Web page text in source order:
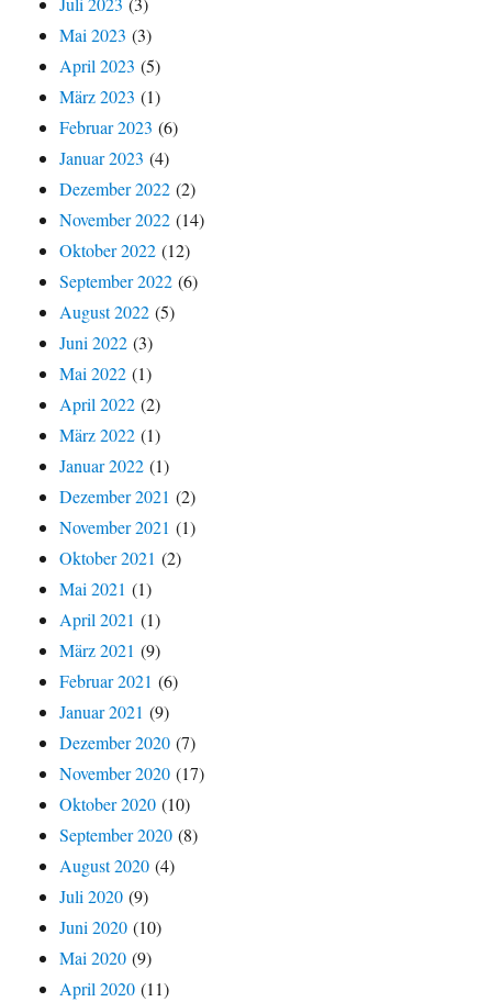
Mai 2023 (3)
April 2023 (5)
März 2023 (1)
Februar 2023 (6)
Januar 2023 (4)
Dezember 2022 (2)
November 2022 (14)
Oktober 2022 (12)
September 2022 (6)
August 2022 (5)
Juni 2022 (3)
Mai 2022 (1)
April 2022 (2)
März 2022 (1)
Januar 2022 (1)
Dezember 2021 (2)
November 2021 (1)
Oktober 2021 (2)
Mai 2021 (1)
April 2021 (1)
März 2021 (9)
Februar 2021 (6)
Januar 2021 (9)
Dezember 2020 (7)
November 2020 (17)
Oktober 2020 (10)
September 2020 (8)
August 2020 (4)
Juli 2020 (9)
Juni 2020 (10)
Mai 2020 (9)
April 2020 (11)